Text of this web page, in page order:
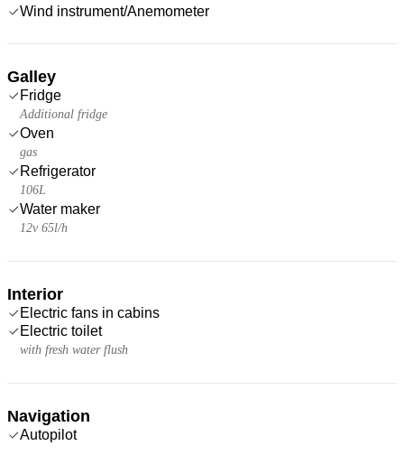
Wind instrument/Anemometer
Galley
Fridge
Additional fridge
Oven
gas
Refrigerator
106L
Water maker
12v 65l/h
Interior
Electric fans in cabins
Electric toilet
with fresh water flush
Navigation
Autopilot